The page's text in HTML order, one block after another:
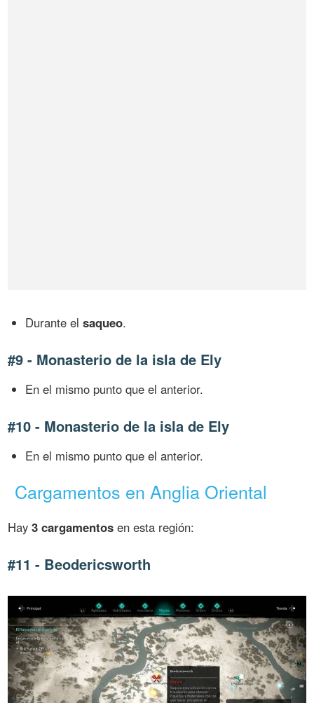
Durante elsaqueo.
#9 - Monasterio de la isla de Ely
En el mismo punto que el anterior.
#10 - Monasterio de la isla de Ely
En el mismo punto que el anterior.
Cargamentos en Anglia Oriental
Hay3 cargamentos en esta región:
#11 - Beodericsworth